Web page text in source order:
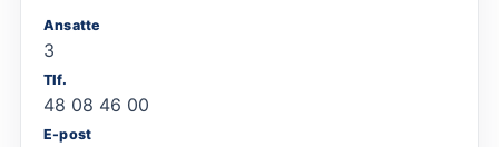
Ansatte
3
Tlf.
48 08 46 00
E-post